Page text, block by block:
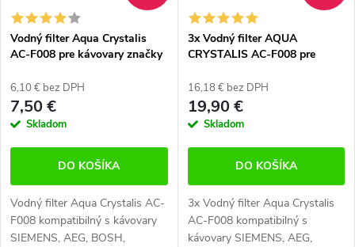
Vodný filter Aqua Crystalis
AC-F008 pre kávovary značky
Bosch
6,10 € bez DPH
7,50 €
Skladom
DO KOŠÍKA
Vodný filter Aqua Crystalis AC-
F008 kompatibilný s kávovary
SIEMENS, AEG, BOSH,
3x Vodný filter AQUA
CRYSTALIS AC-F008 pre
Nivona, AEG, Siemens, Bosch
16,18 € bez DPH
19,90 €
Skladom
DO KOŠÍKA
3x Vodný filter Aqua Crystalis
AC-F008 kompatibilný s
kávovary SIEMENS, AEG,